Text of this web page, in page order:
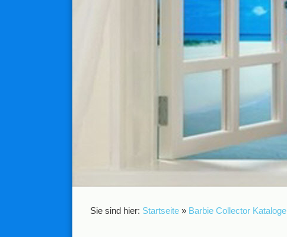
Sie sind hier: Startseite » Barbie Collector Kataloge